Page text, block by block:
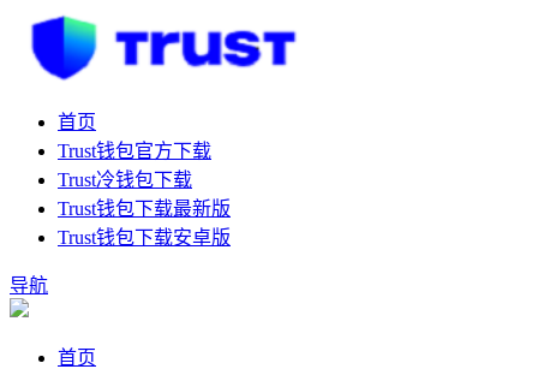
首页
Trust钱包官方下载
Trust冷钱包下载
Trust钱包下载最新版
Trust钱包下载安卓版
导航
首页